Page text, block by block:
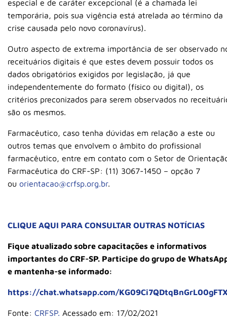
especial e de caráter excepcional (é a chamada lei
temporária, pois sua vigência está atrelada ao término da
crise causada pelo novo coronavírus).
Outro aspecto de extrema importância de ser observado
receituários digitais é que estes devem possuir todos os
dados obrigatórios exigidos por legislação, já que
independentemente do formato (físico ou digital), os
critérios preconizados para serem observados no
são os mesmos.
Farmacêutico, caso tenha dúvidas em relação a este ou
outros temas que envolvem o âmbito do profissional
farmacêutico, entre em contato com o Setor de
Farmacêutica do CRF-SP: (11) 3067-1450 – opção 7
ou orientacao@crfsp.org.br.
CLIQUE AQUI PARA CONSULTAR OUTRAS NOTÍCIAS
Fique atualizado sobre capacitações e informativos
importantes do CRF-SP. Participe do grupo de
e mantenha-se informado:
https://chat.whatsapp.com/
Fonte: CRFSP. Acessado em: 17/02/2021